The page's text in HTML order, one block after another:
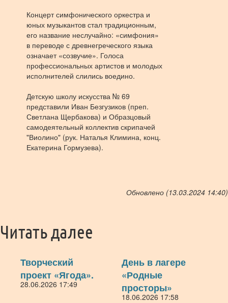
Концерт симфонического оркестра и
юных музыкантов стал традиционным,
его название неслучайно: «симфония»
в переводе с древнегреческого языка
означает «созвучие». Голоса
профессиональных артистов и молодых
исполнителей слились воедино.
Детскую школу искусства № 69
представили Иван Безгузиков (преп.
Светлана Щербакова) и Образцовый
самодеятельный коллектив скрипачей
"Виолино" (рук. Наталья Климина, конц.
Екатерина Гормузева).
Обновлено (13.03.2024 14:40)
Читать далее
Творческий
проект «Ягода».
28.06.2026 17:49
День в лагере
«Родные
просторы»
18.06.2026 17:58